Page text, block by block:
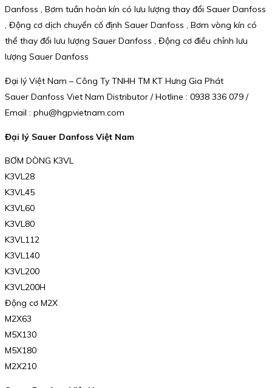
Danfoss , Bơm tuần hoàn kín có lưu lượng thay đổi Sauer Danfoss
, Động cơ dịch chuyển cố định Sauer Danfoss , Bơm vòng kín có
thể thay đổi lưu lượng Sauer Danfoss , Động cơ điều chỉnh lưu
lượng Sauer Danfoss
Đại lý Việt Nam – Công Ty TNHH TM KT Hưng Gia Phát
Sauer Danfoss Viet Nam Distributor / Hotline : 0938 336 079 /
Email : phu@hgpvietnam.com
Đại lý Sauer Danfoss Việt Nam
BƠM DÒNG K3VL
K3VL28
K3VL45
K3VL60
K3VL80
K3VL112
K3VL140
K3VL200
K3VL200H
Động cơ M2X
M2X63
M5X130
M5X180
M2X210